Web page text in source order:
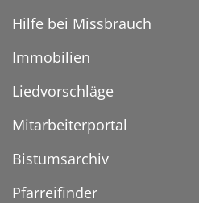
Hilfe bei Missbrauch
Immobilien
Liedvorschläge
Mitarbeiterportal
Bistumsarchiv
Pfarreifinder